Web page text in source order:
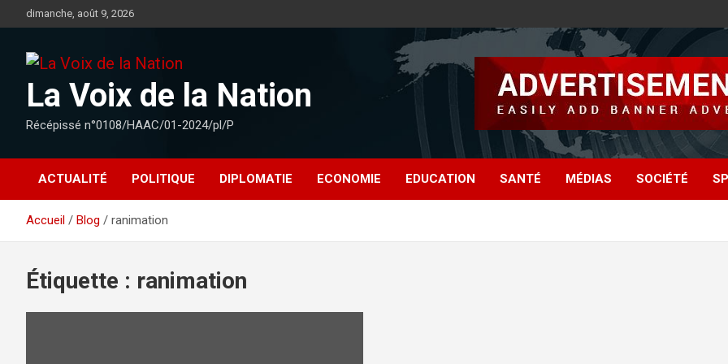
au
dimanche, août 9, 2026
La Voix de la Nation
Récépissé n°0108/HAAC/01-2024/pl/P
ACTUALITÉ POLITIQUE DIPLOMATIE ECONOMIE EDUCATION SANTÉ MÉDIAS SOCIÉTÉ
Accueil Blog ranimation
Étiquette : ranimation